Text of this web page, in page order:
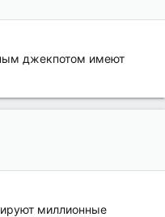
джекпотом имеют
миллионные